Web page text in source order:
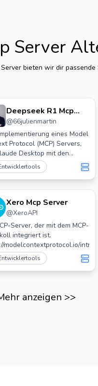
Server
bieten wir dir
Deepseek R1 Mcp
Server
@66julienmartin
eines Model
Protocol (MCP) Servers,
Desktop mit den
von DeepSeek
verbindet.
Xero Mcp Server
@XeroAPI
Server, der mit dem MCP-
integriert ist.
modelcontextprotocol.io/
anzeigen >>